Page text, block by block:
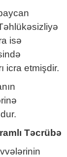
isə
icra etmişdir.
Təcrübə